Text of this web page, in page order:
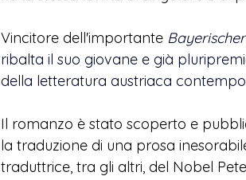
Vincitore dell'importante
ribalta il suo giovane e già
della letteratura austriaca
Il romanzo è stato scoperto e
la traduzione di una prosa
traduttrice, tra gli altri, del Nobel